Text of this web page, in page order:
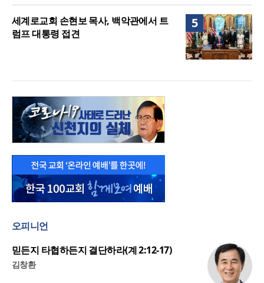
5
세계로교회 손현보 목사, 백악관에서 트
럼프 대통령 접견
오피니언
믿든지 타협하든지 결단하라(계 2:12-17)
김창환